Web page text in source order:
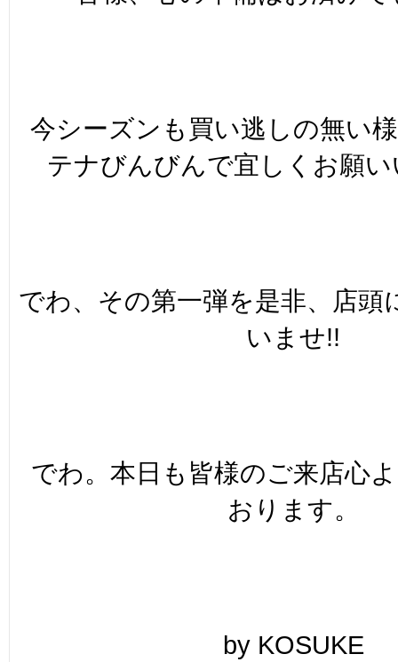
今シーズンも買い逃しの無い
テナびんびんで宜しくお願
でわ、その第一弾を是非、店頭
いませ!!
でわ。本日も皆様のご来店心
おります。
by KOSUKE